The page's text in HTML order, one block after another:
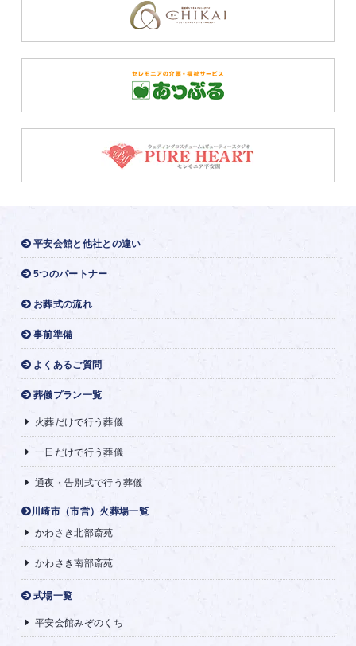
平安会館と他社との違い
5つのパートナー
お葬式の流れ
事前準備
よくあるご質問
葬儀プラン一覧
火葬だけで行う葬儀
一日だけで行う葬儀
通夜・告別式で行う葬儀
川崎市（市営）火葬場一覧
かわさき北部斎苑
かわさき南部斎苑
式場一覧
平安会館みぞのくち